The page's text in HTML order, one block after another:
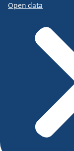
Open data